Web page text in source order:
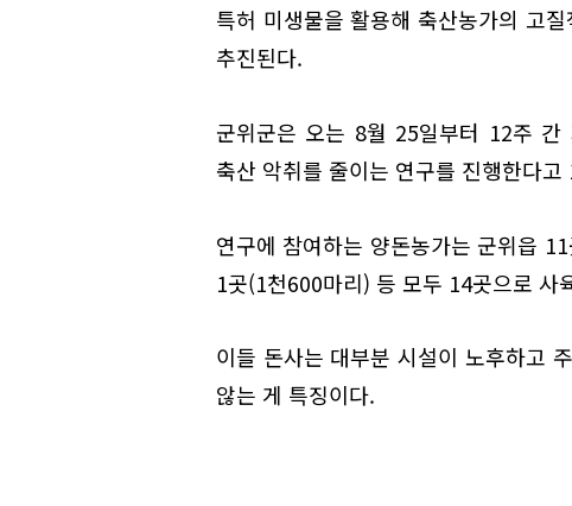
특허 미생물을 활용해 축산농가의 고
추진된다.
군위군은 오는 8월 25일부터 12주
축산 악취를 줄이는 연구를 진행한다고
연구에 참여하는 양돈농가는 군위읍
1곳(1천600마리) 등 모두 14곳으로 사
이들 돈사는 대부분 시설이 노후하고
않는 게 특징이다.